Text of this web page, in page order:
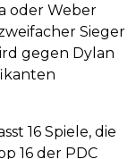
oder Weber
Sieger
gegen Dylan
16 Spiele, die
16 der PDC